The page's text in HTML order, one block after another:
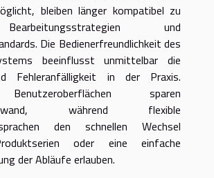
bleiben länger kompatibel zu
und
Die Bedienerfreundlichkeit des
beeinflusst unmittelbar die
Fehleranfälligkeit in der Praxis.
sparen
während flexible
den schnellen Wechsel
oder eine einfache
der Abläufe erlauben.